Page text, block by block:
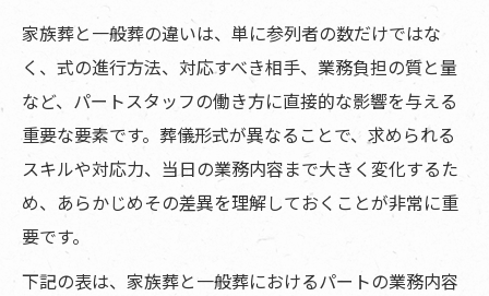
家族葬と一般葬の違いは、単に参列者の数だけではな
く、式の進行方法、対応すべき相手、業務負担の質と量
など、パートスタッフの働き方に直接的な影響を与える
重要な要素です。葬儀形式が異なることで、求められる
スキルや対応力、当日の業務内容まで大きく変化するた
め、あらかじめその差異を理解しておくことが非常に重
要です。
下記の表は、家族葬と一般葬におけるパートの業務内容